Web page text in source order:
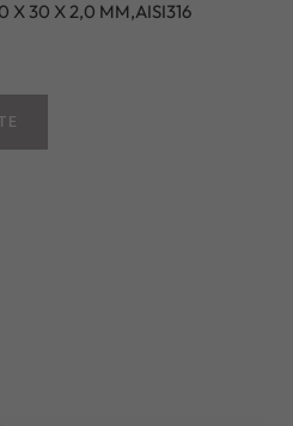
X 30 X 2,0 MM,AISI316